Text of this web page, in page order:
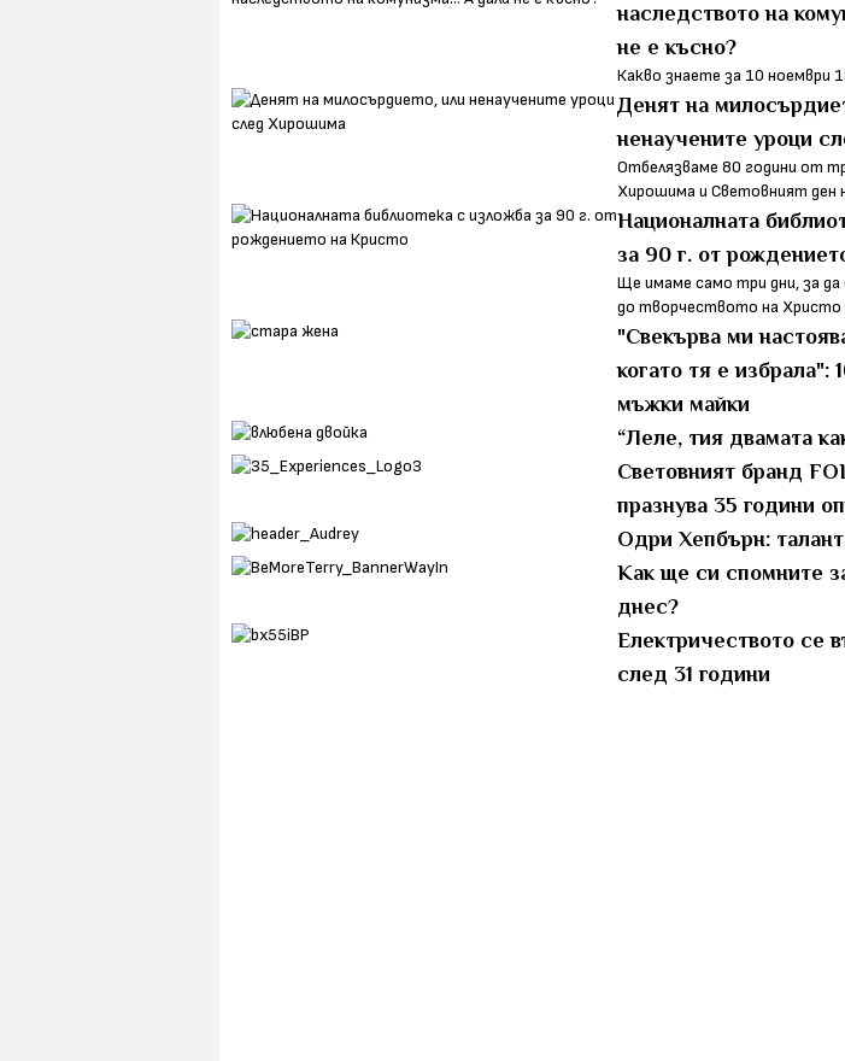
наследството на
не е късно?
Какво знаете за 10 ноември
Денят на
ненаучените уроци
Отбелязваме 80 години от
Хирошима и Световният ден
Националната
за 90 г. от
Ще имаме само три дни, за
до творчеството на Христо
"Свекърва ми
когато тя е избрала":
мъжки майки
“Леле, тия двамата
Световният бранд
празнува 35 години
Одри Хепбърн:
Как ще си спомните
днес?
Електричеството се
след 31 години